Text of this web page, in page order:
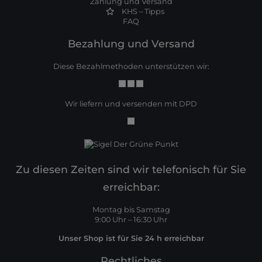
KHS – Tipps
FAQ
Bezahlung und Versand
Diese Bezahlmethoden unterstützen wir:
Wir liefern und versenden mit DPD
Zu diesen Zeiten sind wir telefonisch für Sie
erreichbar:
Montag bis Samstag
9:00 Uhr – 16:30 Uhr
Unser Shop ist für Sie 24 h erreichbar